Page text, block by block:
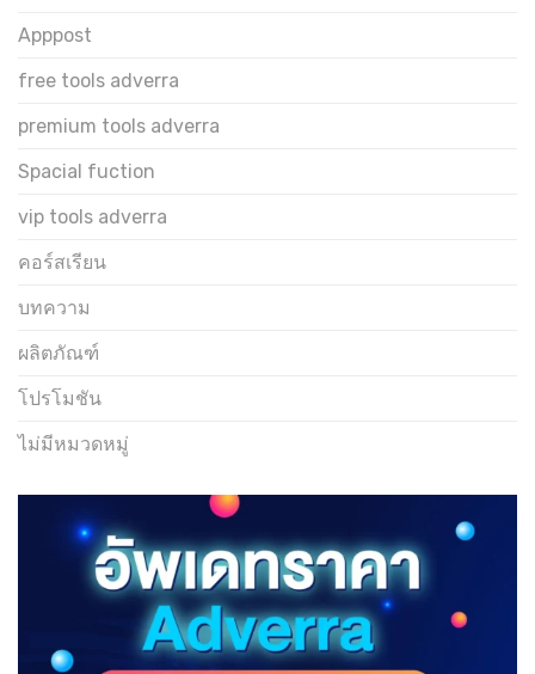
Apppost
free tools adverra
premium tools adverra
Spacial fuction
vip tools adverra
คอร์สเรียน
บทความ
ผลิตภัณฑ์
โปรโมชัน
ไม่มีหมวดหมู่